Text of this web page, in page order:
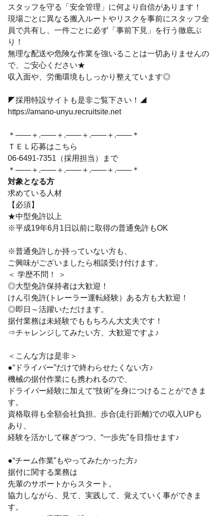
スタッフを守る「安全管理」に何より自信があります！
現場ごとに異なる搬入ルートやリスクを事前にスタッフ全
員で共有し、一件ごとに必ず「事前下見」を行う徹底ぶ
り！
無理な配送や危険な作業を強いることは一切ありませんの
で、ご安心ください★
収入面や、労働環境もしっかり整えています◎
◤採用特設サイトも是非ご覧下さい！◢
https://amano-unyu.recruitsite.net
＊――＋.――＋.――＋.――＋.――＊
ＴＥＬ応募はこちら
06-6491-7351（採用担当）まで
＊――＋.――＋.――＋.――＋.――＊
対象となる方
求めている人材
【必須】
★中型免許以上
※平成19年6月1日以前に取得の普通免許もOK
※普通免許しか持っていない方も、
ご興味がございましたら相談受け付けます。
＜ 学歴不問！ ＞
◎大型免許保持者は大歓迎！
けん引免許(トレーラー運転経験）ある方も大歓迎！
◎即日～活躍いただけます。
据付業務は未経験でももちろん大丈夫です！
⇒チャレンジしてみたい方、大歓迎ですよ♪
＜こんな方は是非＞
●“ドライバー”だけで終わらせたくない方♪
機械の据付作業にも携われるので、
ドライバー経験に加えて“技術”を身につけることができま
す。
資格取得も全額会社負担。歩合(走行距離)での収入UPも
あり、
経験を活かして稼ぎつつ、“一歩先”を目指せます♪
●“チーム作業”もやってみたかった方♪
据付に関する業務は
先輩のサポートからスタート。
協力しながら、見て、実践して、覚えていく事ができま
す。